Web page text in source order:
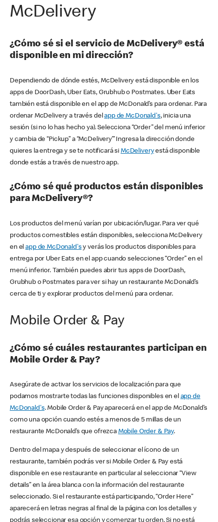
McDelivery
¿Cómo sé si el servicio de McDelivery® está
disponible en mi dirección?
Dependiendo de dónde estés, McDelivery está disponible en los
apps de DoorDash, Uber Eats, Grubhub o Postmates. Uber Eats
también está disponible en el app de McDonald’s para ordenar. Para
ordenar McDelivery a través delapp de McDonald's, inicia una
sesión (si no lo has hecho ya). Selecciona “Order” del menú inferior
y cambia de “Pickup” a “McDelivery’” Ingresa la dirección donde
quieres la entrega y se te notificará si McDeliveryestá disponible
donde estás a través de nuestro app.
¿Cómo sé qué productos están disponibles
para McDelivery®?
Los productos del menú varían por ubicación/lugar. Para ver qué
productos comestibles están disponibles, selecciona McDelivery
en elapp de McDonald'sy verás los productos disponibles para
entrega por Uber Eats en el app cuando selecciones “Order” en el
menú inferior. También puedes abrir tus apps de DoorDash,
Grubhub o Postmates para ver si hay un restaurante McDonald’s
cerca de ti y explorar productos del menú para ordenar.
Mobile Order & Pay
¿Cómo sé cuáles restaurantes participan en
Mobile Order & Pay?
Asegúrate de activar los servicios de localización para que
podamos mostrarte todas las funciones disponibles en el app de
McDonald's. Mobile Order & Pay aparecerá en el app de McDonald’s
como una opción cuando estés a menos de 5 millas de un
restaurante McDonald’s que ofrezca Mobile Order & Pay.
Dentro del mapa y después de seleccionar el ícono de un
restaurante, también podrás ver si Mobile Order & Pay está
disponible en ese restaurante en particular al seleccionar “View
details” en la área blanca con la información del restaurante
seleccionado. Si el restaurante está participando, “Order Here”
aparecerá en letras negras al final de la página con los detalles y